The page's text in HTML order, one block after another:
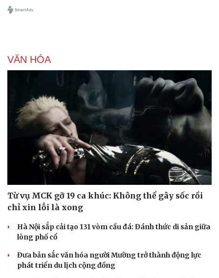
Thông tin doanh nghiệp
Doanh nghiệp 24h
Tin Công nghệ
Trải nghiệm
Chuyển đổi số
VĂN HÓA
Từ vụ MCK gỡ 19 ca khúc: Không thể gây sốc rồi
chỉ xin lỗi là xong
Hà Nội sắp cải tạo 131 vòm cầu đá: Đánh thức di sản giữa
lòng phố cổ
Đưa bản sắc văn hóa người Mường trở thành động lực
phát triển du lịch cộng đồng